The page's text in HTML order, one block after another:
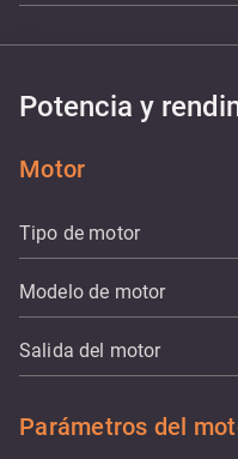
Potencia y
Motor
Tipo de motor
Modelo de motor
Salida del motor
Parámetros del